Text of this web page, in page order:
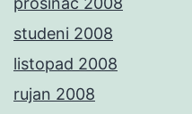
studeni 2008
listopad 2008
rujan 2008